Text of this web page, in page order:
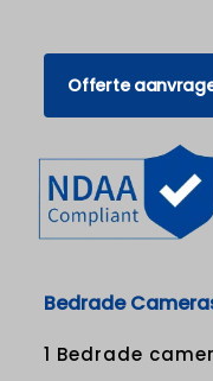
Offerte
Bedrade
1 Bedrade